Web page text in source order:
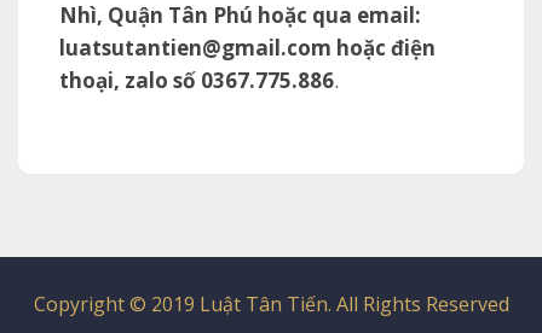
Nhì, Quận Tân Phú hoặc qua email:
luatsutantien@gmail.com hoặc điện
thoại, zalo số 0367.775.886.
Copyright © 2019 Luật Tân Tiến. All Rights Reserved